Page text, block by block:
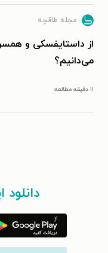
مجله طاقچه
از داستایفسکی و
می‌دانیم؟
۱۱ دقیقه مطالعه